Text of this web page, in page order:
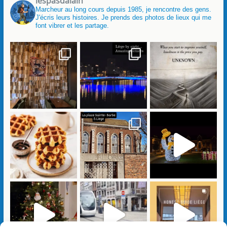
Marcheur au long cours depuis 1985, je rencontre des gens.
J'écris leurs histoires. Je prends des photos de lieux qui me
font vibrer et les partage.